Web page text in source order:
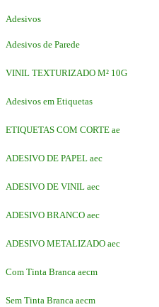
Adesivos
Adesivos de Parede
VINIL TEXTURIZADO M² 10G
Adesivos em Etiquetas
ETIQUETAS COM CORTE ae
ADESIVO DE PAPEL aec
ADESIVO DE VINIL aec
ADESIVO BRANCO aec
ADESIVO METALIZADO aec
Com Tinta Branca aecm
Sem Tinta Branca aecm